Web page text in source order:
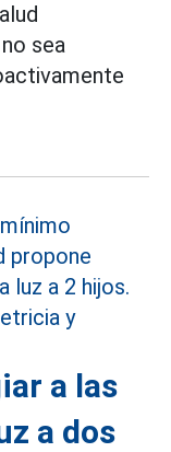
sea
a las
a dos